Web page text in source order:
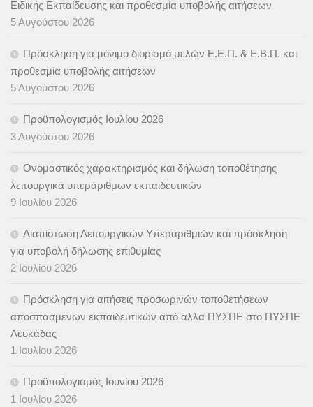
Ειδικής Εκπαίδευσης και προθεσμία υποβολής αιτήσεων
5 Αυγούστου 2026
Πρόσκληση για μόνιμο διορισμό μελών Ε.Ε.Π. & Ε.Β.Π. και
προθεσμία υποβολής αιτήσεων
5 Αυγούστου 2026
Προϋπολογισμός Ιουλίου 2026
3 Αυγούστου 2026
Ονομαστικός χαρακτηρισμός και δήλωση τοποθέτησης
λειτουργικά υπεράριθμων εκπαιδευτικών
9 Ιουλίου 2026
Διαπίστωση Λειτουργικών Υπεραριθμιών και πρόσκληση
για υποβολή δήλωσης επιθυμίας
2 Ιουλίου 2026
Πρόσκληση για αιτήσεις προσωρινών τοποθετήσεων
αποσπασμένων εκπαιδευτικών από άλλα ΠΥΣΠΕ στο ΠΥΣΠΕ
Λευκάδας
1 Ιουλίου 2026
Προϋπολογισμός Ιουνίου 2026
1 Ιουλίου 2026